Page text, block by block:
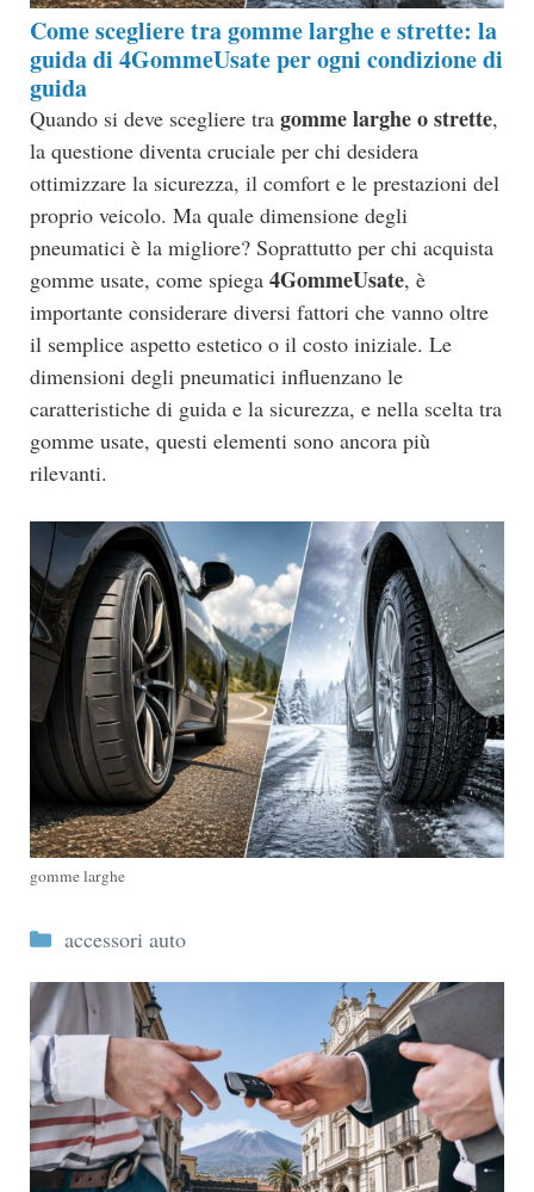
Come scegliere tra gomme larghe e strette: la
guida di 4GommeUsate per ogni condizione di
guida
Quando si deve scegliere tra gomme larghe o strette,
la questione diventa cruciale per chi desidera
ottimizzare la sicurezza, il comfort e le prestazioni del
proprio veicolo. Ma quale dimensione degli
pneumatici è la migliore? Soprattutto per chi acquista
gomme usate, come spiega 4GommeUsate, è
importante considerare diversi fattori che vanno oltre
il semplice aspetto estetico o il costo iniziale. Le
dimensioni degli pneumatici influenzano le
caratteristiche di guida e la sicurezza, e nella scelta tra
gomme usate, questi elementi sono ancora più
rilevanti.
gomme larghe
Categorie
accessori auto